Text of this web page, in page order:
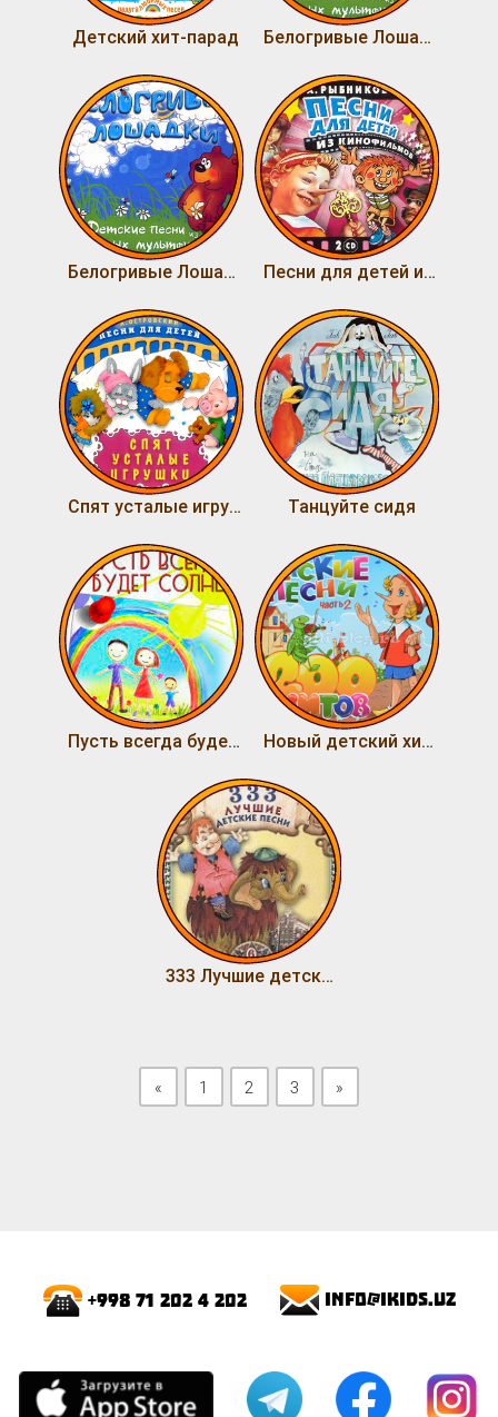
Детский хит-парад Белогривые Лошадки 2
Белогривые Лошадки Песни для детей из кинофильмов
Спят усталые игрушки Танцуйте сидя
Пусть всегда будет солнце Новый детский хит сезона
333 Лучшие детские песни (Том 12)
« Previous
1 2 3 »
+998 71 202 4 202 info@ikids.uz